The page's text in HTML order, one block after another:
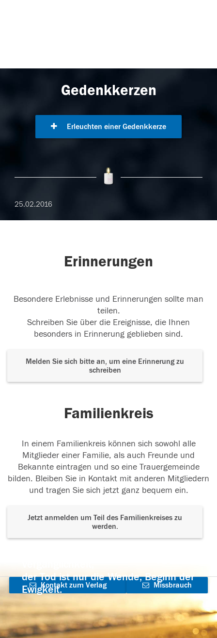
Gedenkkerzen
Erleuchten einer Gedenkkerze
25.02.2016
Erinnerungen
Besondere Erlebnisse und Erinnerungen sollte man
teilen.
Schreiben Sie über die Ereignisse, die Ihnen
besonders in Erinnerung geblieben sind.
Melden Sie sich bitte an, um eine Erinnerung zu
schreiben
Familienkreis
In einem Familienkreis können sich sowohl alle
Mitglieder einer Familie, als auch Freunde und
Bekannte eintragen und so eine Trauergemeinde
bilden. Bleiben Sie in Kontakt mit anderen Mitgliedern
und tragen Sie sich jetzt ganz bequem ein.
Jetzt anmelden um Teil des Familienkreises zu
werden.
der Tod ist nur die Wende, Beginn der
Ewigkeit.
Kontakt zum Verlag
aufnehmen
Missbrauch